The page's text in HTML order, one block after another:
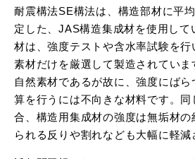
耐震構法SE構法は、構造部材に平
定した、JAS構造集成材を使用して
材は、強度テストや含水率試験を行
素材だけを厳選して製造されていま
自然素材であるが故に、強度にば
算を行うには不向きな材料です。
合、構造用集成材の強度は無垢材
られる反りや割れなども大幅に軽減